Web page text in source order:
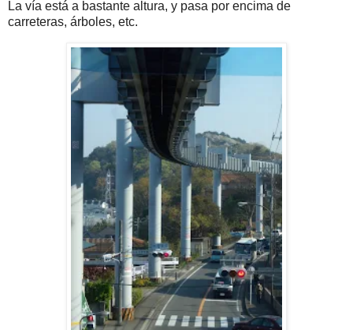
La vía está a bastante altura, y pasa por encima de
carreteras, árboles, etc.